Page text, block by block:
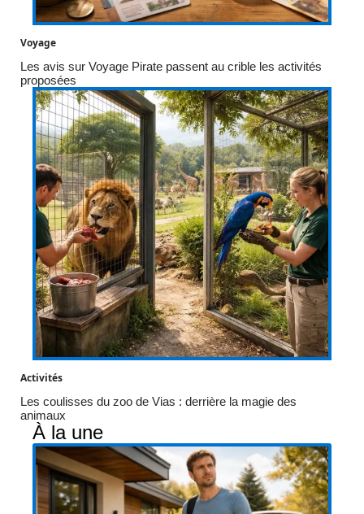
Voyage
Les avis sur Voyage Pirate passent au crible les activités
proposées
Activités
Les coulisses du zoo de Vias : derrière la magie des
animaux
À la une